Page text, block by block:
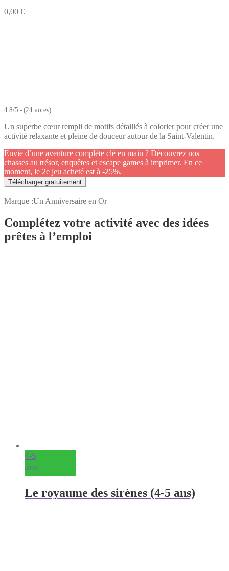
0,00 €
4.8/5 - (24 votes)
Un superbe cœur rempli de motifs détaillés à colorier pour créer une
activité relaxante et pleine de douceur autour de la Saint-Valentin.
Envie d’une aventure complète clé en main ? Découvrez nos
chasses au trésor, enquêtes et escape games à imprimer. En ce
moment, le 2e jeu acheté est à -25%.
Télécharger gratuitement
Marque :Un Anniversaire en Or
Complétez votre activité avec des idées
prêtes à l’emploi
4-5
ans
Le royaume des sirènes (4-5 ans)